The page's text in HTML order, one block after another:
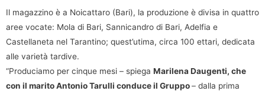
Il magazzino è a Noicattaro (Bari), la produzione è divisa in quattro
aree vocate: Mola di Bari, Sannicandro di Bari, Adelfia e
Castellaneta nel Tarantino; quest’utima, circa 100 ettari, dedicata
alle varietà tardive.
“Produciamo per cinque mesi – spiega Marilena Daugenti, che
con il marito Antonio Tarulli conduce il Gruppo– dalla prima